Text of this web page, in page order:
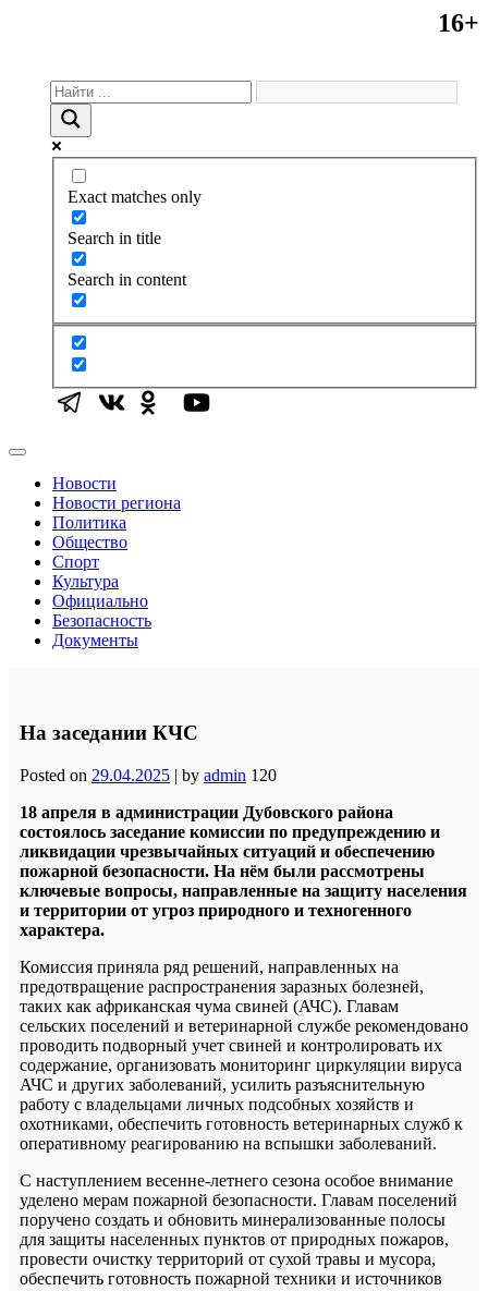
16+
Exact matches only
Search in title
Search in content
Новости
Новости региона
Политика
Общество
Спорт
Культура
Официально
Безопасность
Документы
На заседании КЧС
Posted on 29.04.2025 | by admin 120
18 апреля в администрации Дубовского района
состоялось заседание комиссии по предупреждению и
ликвидации чрезвычайных ситуаций и обеспечению
пожарной безопасности. На нём были рассмотрены
ключевые вопросы, направленные на защиту населения
и территории от угроз природного и техногенного
характера.
Комиссия приняла ряд решений, направленных на
предотвращение распространения заразных болезней,
таких как африканская чума свиней (АЧС). Главам
сельских поселений и ветеринарной службе рекомендовано
проводить подворный учет свиней и контролировать их
содержание, организовать мониторинг циркуляции вируса
АЧС и других заболеваний, усилить разъяснительную
работу с владельцами личных подсобных хозяйств и
охотниками, обеспечить готовность ветеринарных служб к
оперативному реагированию на вспышки заболеваний.
С наступлением весенне-летнего сезона особое внимание
уделено мерам пожарной безопасности. Главам поселений
поручено создать и обновить минерализованные полосы
для защиты населенных пунктов от природных пожаров,
провести очистку территорий от сухой травы и мусора,
обеспечить готовность пожарной техники и источников